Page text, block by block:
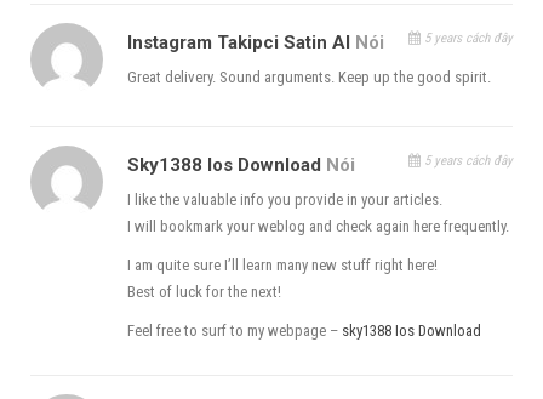
Instagram Takipci Satin Al Nói 5 years cách đây
Great delivery. Sound arguments. Keep up the good spirit.
Sky1388 Ios Download Nói 5 years cách đây
I like the valuable info you provide in your articles.
I will bookmark your weblog and check again here frequently.
I am quite sure I’ll learn many new stuff right here!
Best of luck for the next!
Feel free to surf to my webpage – sky1388 Ios Download